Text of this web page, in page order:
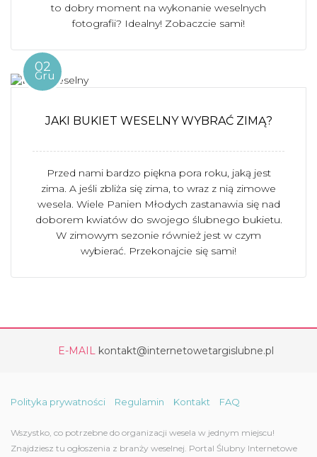
to dobry moment na wykonanie weselnych
fotografii? Idealny! Zobaczcie sami!
02
Gru
JAKI BUKIET WESELNY WYBRAĆ ZIMĄ?
Przed nami bardzo piękna pora roku, jaką jest
zima. A jeśli zbliża się zima, to wraz z nią zimowe
wesela. Wiele Panien Młodych zastanawia się nad
doborem kwiatów do swojego ślubnego bukietu.
W zimowym sezonie również jest w czym
wybierać. Przekonajcie się sami!
E-MAIL kontakt@internetowetargislubne.pl
Polityka prywatności Regulamin Kontakt FAQ
Wszystko, co potrzebne do organizacji wesela w jednym miejscu!
Znajdziesz tu ogłoszenia z branży weselnej. Portal Ślubny Internetowe